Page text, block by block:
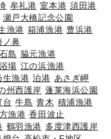
牟礼港 室本港 須田港
瀬戸大橋記念公園
漁港 箱浦漁港 豊浜港
ノ鼻
島 脇元漁港
場 江の浜漁港
生漁港 泊港 あさぎ岬
州西護岸 蓬莱海浜公園
台 牛島 青木 積浦漁港
漁港 香田波止
鶴羽漁港 多度津西護岸